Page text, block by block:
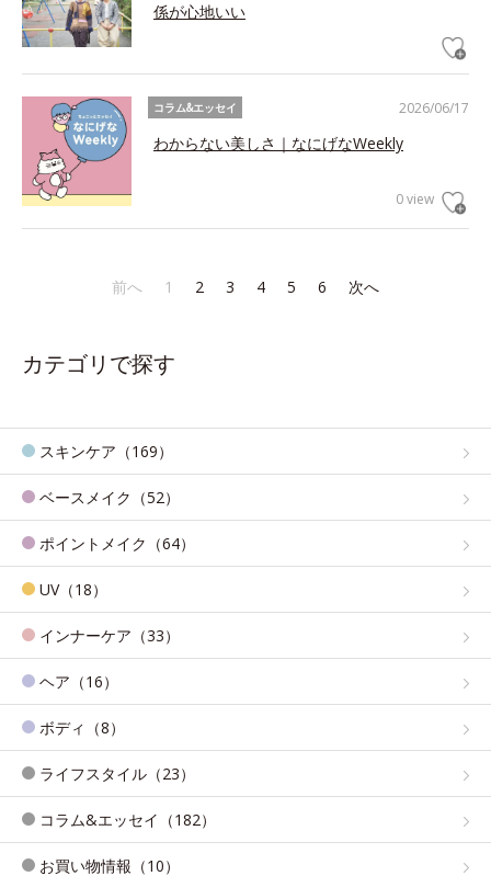
係が心地いい
2026/06/17
コラム&エッセイ
わからない美しさ｜なにげなWeekly
0 view
前へ 1 2 3 4 5 6 次へ
カテゴリで探す
スキンケア（169）
ベースメイク（52）
ポイントメイク（64）
UV（18）
インナーケア（33）
ヘア（16）
ボディ（8）
ライフスタイル（23）
コラム&エッセイ（182）
お買い物情報（10）